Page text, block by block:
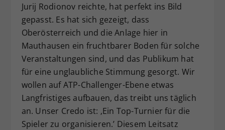
Jurij Rodionov reichte, hat perfekt ins Bild
gepasst. Es hat sich gezeigt, dass
Oberösterreich und die Anlage hier in
Mauthausen ein fruchtbarer Boden für solche
Veranstaltungen sind, und das Publikum hat
für eine unglaubliche Stimmung gesorgt. Wir
wollen auf ATP-Challenger-Ebene etwas
Langfristiges aufbauen, das treibt uns täglich
an. Unser Credo ist: ‚Ein Top-Turnier für die
Spieler zu organisieren.’ Diesem Leitsatz